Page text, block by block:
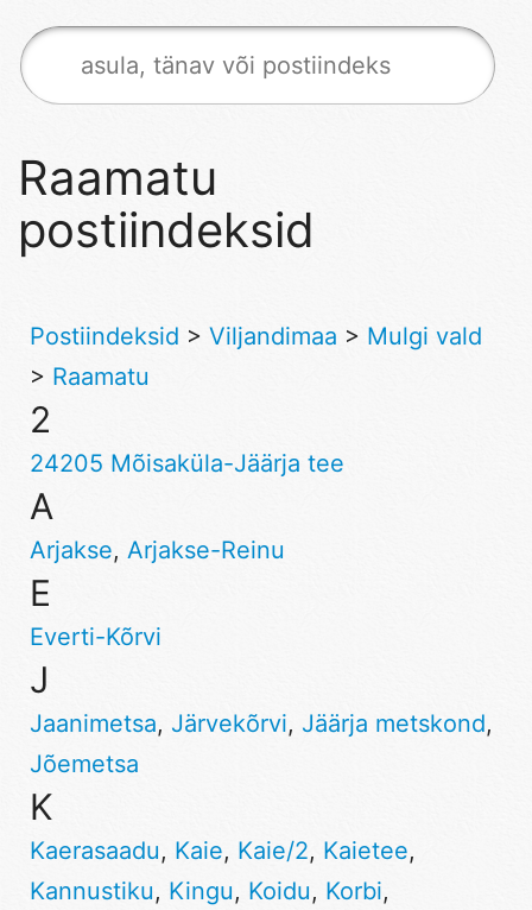
Raamatu
postiindeksid
Postiindeksid > Viljandimaa > Mulgi vald
> Raamatu
2
24205 Mõisaküla-Jäärja tee
A
Arjakse, Arjakse-Reinu
E
Everti-Kõrvi
J
Jaanimetsa, Järvekõrvi, Jäärja metskond,
Jõemetsa
K
Kaerasaadu, Kaie, Kaie/2, Kaietee,
Kannustiku, Kingu, Koidu, Korbi,